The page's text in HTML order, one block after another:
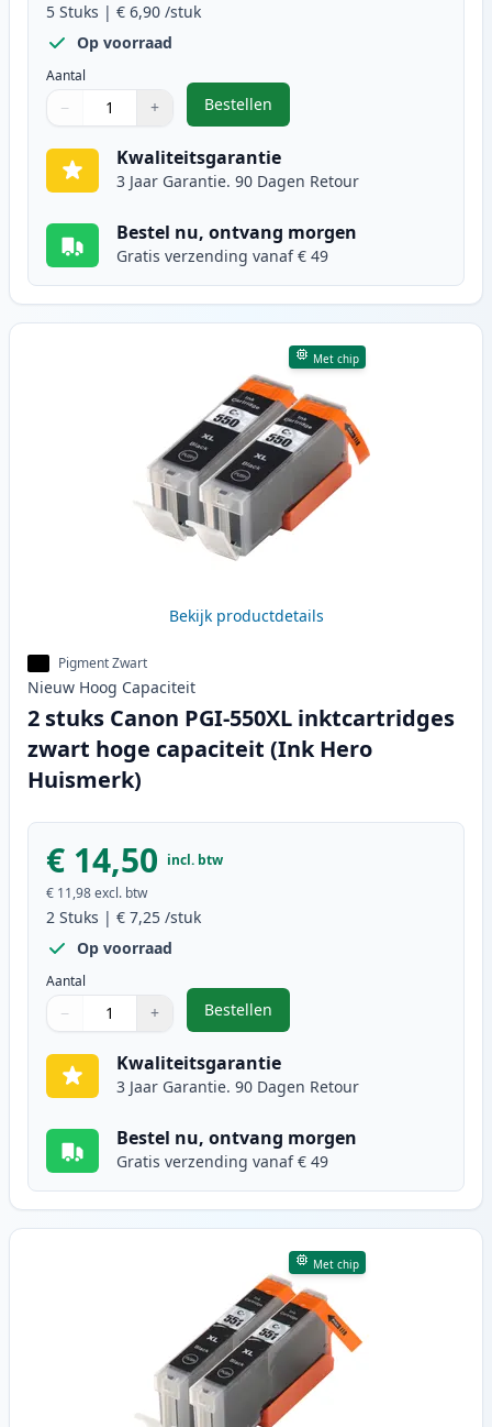
5 Stuks | € 6,90 /stuk
Op voorraad
Aantal
Gebruik de knoppen om aan te passen
− +
1
Bestellen
,5 stuks Canon PGI-550XL &
Kwaliteitsgarantie
3 Jaar Garantie. 90 Dagen Retour
Bestel nu, ontvang morgen
Gratis verzending vanaf € 49
Met chip
Bekijk productdetails
Pigment Zwart
Nieuw Hoog Capaciteit
2 stuks Canon PGI-550XL inktcartridges
zwart hoge capaciteit (Ink Hero
Huismerk)
€ 14,50 incl. btw
€ 11,98excl. btw
2 Stuks | € 7,25 /stuk
Op voorraad
Aantal
Gebruik de knoppen om aan te passen
− +
1
Bestellen
,2 stuks Canon PGI-550XL
Kwaliteitsgarantie
3 Jaar Garantie. 90 Dagen Retour
Bestel nu, ontvang morgen
Gratis verzending vanaf € 49
Met chip